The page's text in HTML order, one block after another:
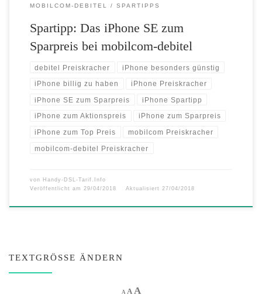
MOBILCOM-DEBITEL
SPARTIPPS
Spartipp: Das iPhone SE zum
Sparpreis bei mobilcom-debitel
debitel Preiskracher iPhone besonders günstig
iPhone billig zu haben iPhone Preiskracher
iPhone SE zum Sparpreis iPhone Spartipp
iPhone zum Aktionspreis iPhone zum Sparpreis
iPhone zum Top Preis mobilcom Preiskracher
mobilcom-debitel Preiskracher
von Handy-DSL-Tarif.Info
Veröffentlicht am 29/04/2018 Aktualisiert 27/04/2018
TEXTGRÖSSE ÄNDERN
A Decrease font size.
AReset font size.
AIncrease font size.